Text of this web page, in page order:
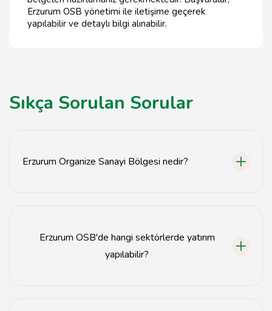
Erzurum OSB yönetimi ile iletişime geçerek
yapılabilir ve detaylı bilgi alınabilir.
Sıkça Sorulan Sorular
Erzurum Organize Sanayi Bölgesi nedir?
Erzurum OSB'de hangi sektörlerde yatırım
yapılabilir?